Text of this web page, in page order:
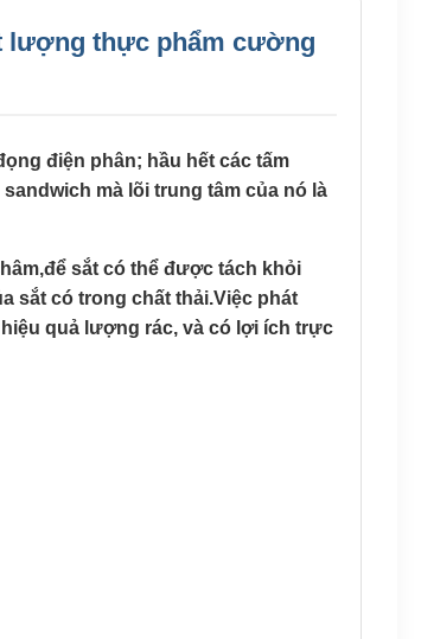
lượng thực phẩm cường
điện phân; hầu hết các tấm
mà lõi trung tâm của nó là
sắt có thể được tách khỏi
sắt có trong chất thải.Việc phát
quả lượng rác, và có lợi ích trực